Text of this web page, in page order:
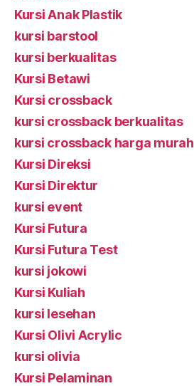
Kursi Anak Plastik
kursi barstool
kursi berkualitas
Kursi Betawi
Kursi crossback
kursi crossback berkualitas
kursi crossback harga murah
Kursi Direksi
Kursi Direktur
kursi event
Kursi Futura
Kursi Futura Test
kursi jokowi
Kursi Kuliah
kursi lesehan
Kursi Olivi Acrylic
kursi olivia
Kursi Pelaminan